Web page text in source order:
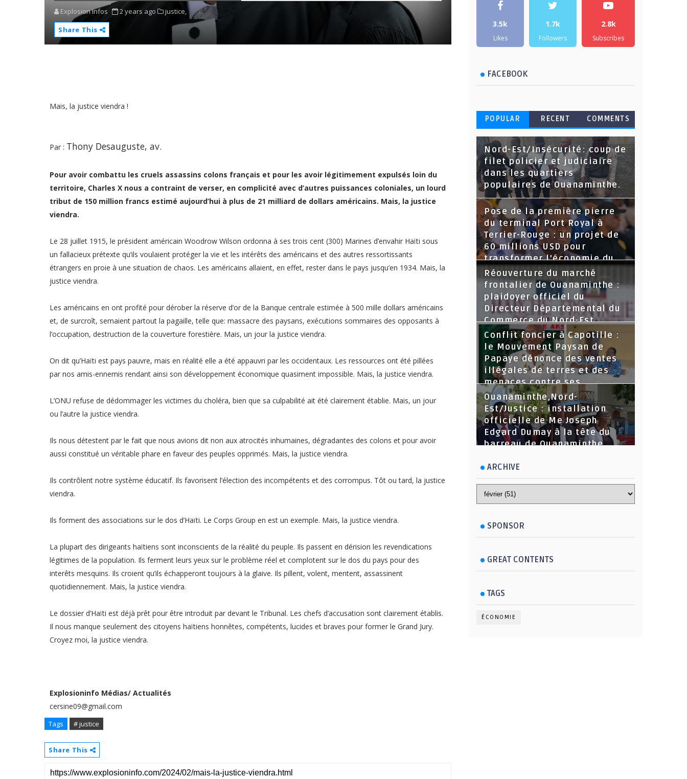
Explosion Infos 2 years ago
justice,
Share This
Mais, la justice viendra !
Par : Thony Desauguste, av.
Pour avoir combattu les cruels assassins colons français et pour les avoir légitimement expulsés loin du
territoire, Charles X nous a contraint de verser, en complicité avec d’autres puissances coloniales, un lourd
tribut de 150 million francs estimé aujourd’hui à plus de 21 milliard de dollars américains. Mais, la justice
viendra.
Le 28 juillet 1915, le président américain Woodrow Wilson ordonna à ses trois cent (300) Marines d’envahir Haïti sous
un fallacieux prétexte qu’ils voulaient protéger la vie et les intérêts des américains et des autres ressortissants
étrangers en proie à une situation de chaos. Les américains allaient, en effet, rester dans le pays jusqu’en 1934. Mais, la
justice viendra.
Les américains en ont profité pour dérober la réserve d’or de la Banque centrale estimée à 500 mille dollars américains
et, de surcroît, semaient partout la pagaille, telle que: massacre des paysans, exécutions sommaires des opposants à
l’occupation, destruction de la couverture forestière. Mais, un jour la justice viendra.
On dit qu’Haïti est pays pauvre, mais en réalité elle a été appauvri par les occidentaux. Les ressources ont été pillées
par nos amis-ennemis rendant ainsi son développement économique quasiment impossible. Mais, la justice viendra.
L’ONU refuse de dédommager les victimes du choléra, bien que sa culpabilité ait été clairement établie. Mais, un jour
ou l’autre la justice viendra.
Ils nous détestent par le fait que nous avions dit non aux atrocités inhumaines, dégradantes des colons et pour avoir
aussi constitué un véritable phare en faveur des peuples opprimés. Mais, la justice viendra.
Ils contrôlent notre système éducatif. Ils favorisent l’élection des incompétents et des corrompus. Tôt ou tard, la justice
viendra.
Ils forment des associations sur le dos d’Haïti. Le Corps Group en est un exemple. Mais, la justice viendra.
La plupart des dirigeants haïtiens sont inconscients de la réalité du peuple. Ils passent en dérision les revendications
légitimes de la population. Ils ferment leurs yeux sur le problème réel et complotent sur le dos du pays pour des
interêts mesquins. Ils croient qu’ils échapperont toujours à la glaive. Ils pillent, volent, mentent, assassinent
quotidiennement. Mais, la justice viendra.
Le dossier d’Haïti est déjà prêt pour être introduit par devant le Tribunal. Les chefs d’accusation sont clairement établis.
Il nous manque seulement des citoyens haïtiens honnêtes, compétents, lucides et braves pour former le Grand Jury.
Croyez moi, la justice viendra.
Explosioninfo Médias/ Actualités
cersine09@gmail.com
Tags # justice
Share This
3.5k
Likes
1.7k
Followers
2.8k
Subscribes
FACEBOOK
POPULAR RECENT COMMENTS
Nord-Est/Insécurité: coup de
filet policier et judiciaire
dans les quartiers
populaires de Ouanaminthe.
Pose de la première pierre
du terminal Port Royal à
Terrier-Rouge : un projet de
60 millions USD pour
transformer l’économie du
Nord-Est
Réouverture du marché
frontalier de Ouanaminthe :
plaidoyer officiel du
Directeur Départemental du
Commerce du Nord-Est.
Conflit foncier à Capotille :
le Mouvement Paysan de
Papaye dénonce des ventes
illégales de terres et des
menaces contre ses
dirigeants
Ouanaminthe,Nord-
Est/Justice : installation
officielle de Me Joseph
Edgard Dumay à la tête du
barreau de Ouanaminthe.
ARCHIVE
SPONSOR
GREAT CONTENTS
TAGS
ÉCONOMIE